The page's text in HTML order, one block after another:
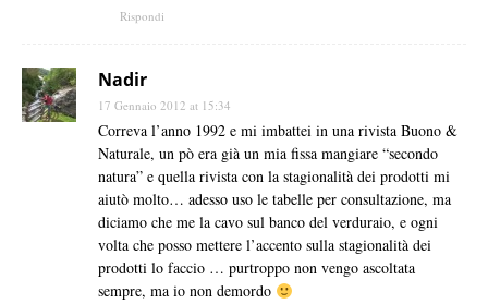
Rispondi
Nadir
17 Gennaio 2012 at 15:34
Correva l’anno 1992 e mi imbattei in una rivista Buono &
Naturale, un pò era già un mia fissa mangiare “secondo
natura” e quella rivista con la stagionalità dei prodotti mi
aiutò molto… adesso uso le tabelle per consultazione, ma
diciamo che me la cavo sul banco del verduraio, e ogni
volta che posso mettere l’accento sulla stagionalità dei
prodotti lo faccio … purtroppo non vengo ascoltata
sempre, ma io non demordo